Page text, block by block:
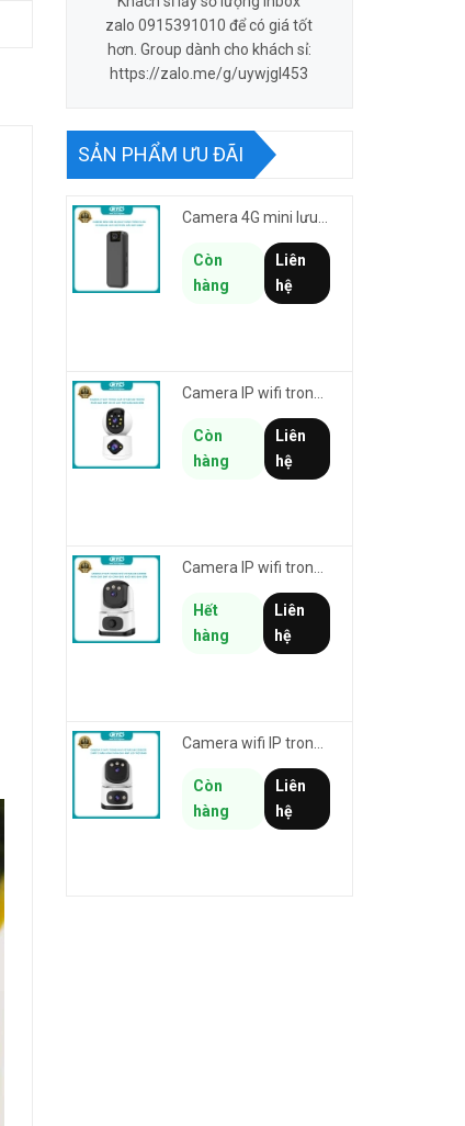
zalo 0915391010 để có giá tốt
hơn. Group dành cho khách sỉ:
https://zalo.me/g/uywjgl453
SẢN PHẨM ƯU ĐÃI
Camera 4G mini lưu hành trình VSTARCAM CB77 phân giải 3MP FullHD 1080P - Action cam quay Vlog
Còn
hàng
Liên
hệ
Còn
hàng
Liên
hệ
Camera IP wifi trong nhà VSTARCAM CS995M phân giải 2MP HD led trợ sáng - cảnh báo khói, gas, cháy
Hết
hàng
Liên
hệ
Còn
hàng
Liên
hệ